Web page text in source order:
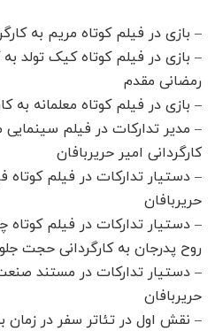
– بازی در فیلم کوتاه مریم به
– بازی در فیلم کوتاه کیک تولد
رمضانی مقدم
– بازی در فیلم کوتاه معلمانه به
– مدیر تدارکات در فیلم سینمایی
کارگردانی امیر حریربافان
– دستیار تدارکات در فیلم کوتاه
حریربافان
– دستیار تدارکات در فیلم
روح پدرجان به کارگردانی حجت
– دستیار تدارکات در مستند صنعت
حریربافان
– نقش اول در تئاتر سفر در زمان